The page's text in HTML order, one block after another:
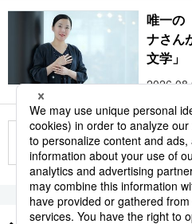
唯一の
ナさん
文学」
もっと見